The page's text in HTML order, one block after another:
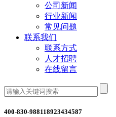
公司新闻
行业新闻
常见问题
联系我们
联系方式
人才招聘
在线留言
400-830-988118923434587